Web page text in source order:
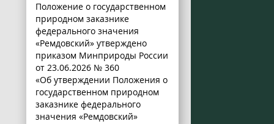
Положение о государственном
природном заказнике
федерального значения
«Ремдовский» утверждено
приказом Минприроды России
от 23.06.2026 № 360
«Об утверждении Положения о
государственном природном
заказнике федерального
значения «Ремдовский»